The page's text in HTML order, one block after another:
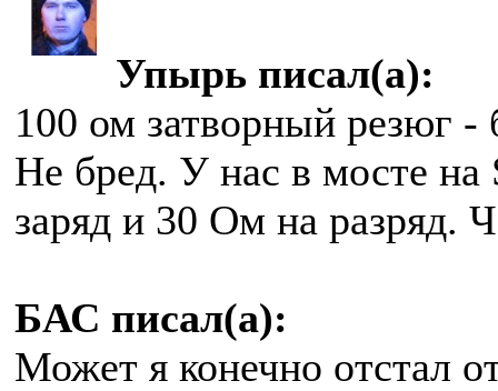
Упырь писал(а):
100 ом затворный резюг
Не бред. У нас в мосте
заряд и 30 Ом на разряд.
БАС писал(а):
Может я конечно отстал